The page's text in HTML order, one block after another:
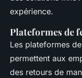
expérience.
Plateformes de
Les plateformes
permettent aux
des retours de